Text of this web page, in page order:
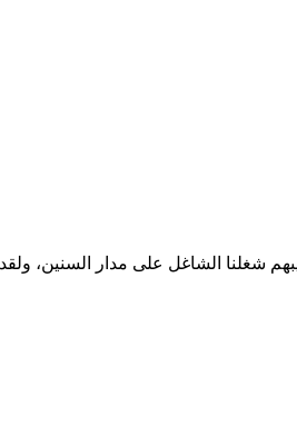
شغلنا الشاغل على مدار السنين،